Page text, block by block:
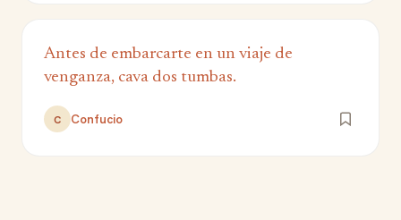
Antes de embarcarte en un viaje de
venganza, cava dos tumbas.
C Confucio